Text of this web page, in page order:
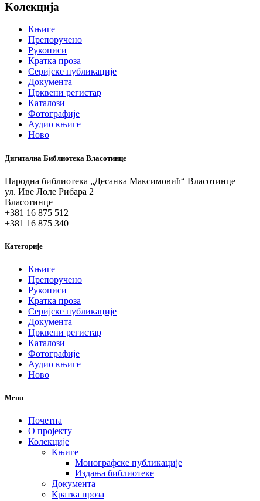
Koлекција
Књиге
Препоручено
Рукописи
Кратка проза
Серијске публикације
Документа
Црквени регистар
Каталози
Фотографије
Аудио књиге
Ново
Дигитална Библиотека Власотинце
Народна библиотека „Десанка Максимовић“ Власотинце
ул. Иве Лоле Рибара 2
Власотинце
+381 16 875 512
+381 16 875 340
Категорије
Књиге
Препоручено
Рукописи
Кратка проза
Серијске публикације
Документа
Црквени регистар
Каталози
Фотографије
Аудио књиге
Ново
Menu
Почетна
О пројекту
Колекције
Књиге
Монографске публикације
Издања библиотеке
Документа
Кратка проза